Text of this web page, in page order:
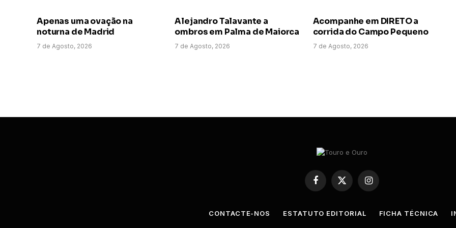
Apenas uma ovação na
noturna de Madrid
7 de Agosto, 2026
Alejandro Talavante a
ombros em Palma de Maiorca
7 de Agosto, 2026
Acompanhe em DIRETO a
corrida do Campo Pequeno
7 de Agosto, 2026
Facebook
X
(Twitter)
Instagram
CONTACTE-NOS ESTATUTO EDITORIAL FICHA TÉCNICA